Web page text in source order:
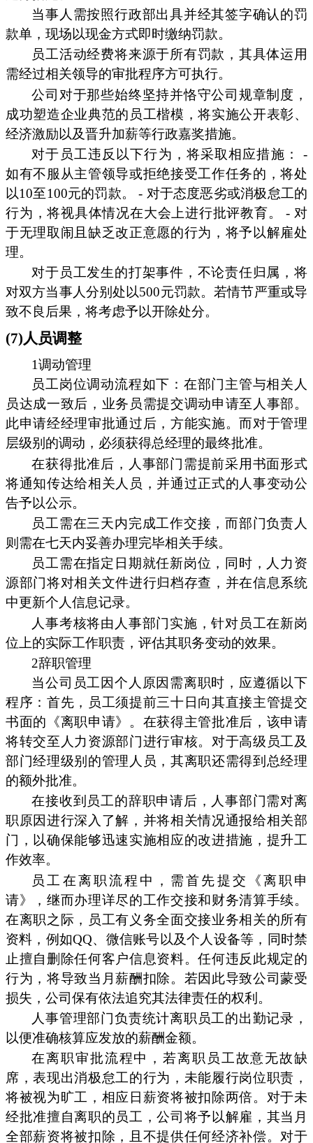
当事人需按照行政部出具并经其签字确认的罚
款单，现场以现金方式即时缴纳罚款。
员工活动经费将来源于所有罚款，其具体运用
需经过相关领导的审批程序方可执行。
公司对于那些始终坚持并恪守公司规章制度，
成功塑造企业典范的员工楷模，将实施公开表彰、
经济激励以及晋升加薪等行政嘉奖措施。
对于员工违反以下行为，将采取相应措施： -
如有不服从主管领导或拒绝接受工作任务的，将处
以10至100元的罚款。 - 对于态度恶劣或消极怠工的
行为，将视具体情况在大会上进行批评教育。 - 对
于无理取闹且缺乏改正意愿的行为，将予以解雇处
理。
对于员工发生的打架事件，不论责任归属，将
对双方当事人分别处以500元罚款。若情节严重或导
致不良后果，将考虑予以开除处分。
(7)人员调整
1调动管理
员工岗位调动流程如下：在部门主管与相关人
员达成一致后，业务员需提交调动申请至人事部。
此申请经经理审批通过后，方能实施。而对于管理
层级别的调动，必须获得总经理的最终批准。
在获得批准后，人事部门需提前采用书面形式
将通知传达给相关人员，并通过正式的人事变动公
告予以公示。
员工需在三天内完成工作交接，而部门负责人
则需在七天内妥善办理完毕相关手续。
员工需在指定日期就任新岗位，同时，人力资
源部门将对相关文件进行归档存查，并在信息系统
中更新个人信息记录。
人事考核将由人事部门实施，针对员工在新岗
位上的实际工作职责，评估其职务变动的效果。
2辞职管理
当公司员工因个人原因需离职时，应遵循以下
程序：首先，员工须提前三十日向其直接主管提交
书面的《离职申请》。在获得主管批准后，该申请
将转交至人力资源部门进行审核。对于高级员工及
部门经理级别的管理人员，其离职还需得到总经理
的额外批准。
在接收到员工的辞职申请后，人事部门需对离
职原因进行深入了解，并将相关情况通报给相关部
门，以确保能够迅速实施相应的改进措施，提升工
作效率。
员工在离职流程中，需首先提交《离职申
请》，继而办理详尽的工作交接和财务清算手续。
在离职之际，员工有义务全面交接业务相关的所有
资料，例如QQ、微信账号以及个人设备等，同时禁
止擅自删除任何客户信息资料。任何违反此规定的
行为，将导致当月薪酬扣除。若因此导致公司蒙受
损失，公司保有依法追究其法律责任的权利。
人事管理部门负责统计离职员工的出勤记录，
以便准确核算应发放的薪酬金额。
在离职审批流程中，若离职员工故意无故缺
席，表现出消极怠工的行为，未能履行岗位职责，
将被视为旷工，相应日薪资将被扣除两倍。对于未
经批准擅自离职的员工，公司将予以解雇，其当月
全部薪资将被扣除，且不提供任何经济补偿。对于